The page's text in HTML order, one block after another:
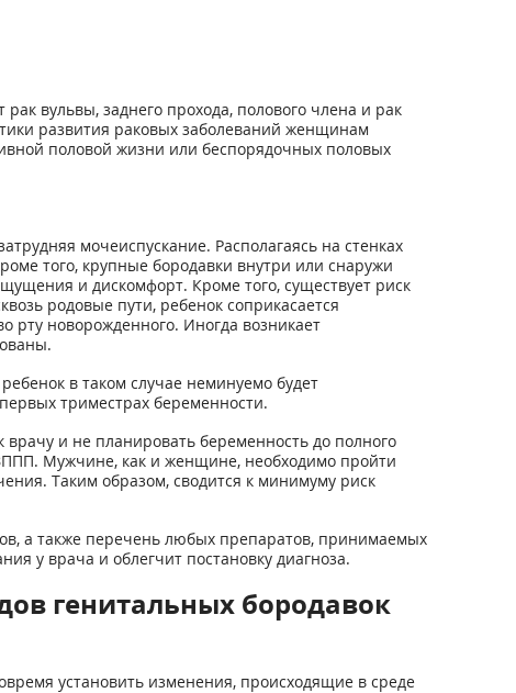
вульвы, заднего прохода, полового члена и рак
развития раковых заболеваний женщинам
половой жизни или беспорядочных половых
мочеиспускание. Располагаясь на стенках
того, крупные бородавки внутри или снаружи
и дискомфорт. Кроме того, существует риск
родовые пути, ребенок соприкасается
рту новорожденного. Иногда возникает
в таком случае неминуемо будет
триместрах беременности.
и не планировать беременность до полного
Мужчине, как и женщине, необходимо пройти
Таким образом, сводится к минимуму риск
а также перечень любых препаратов, принимаемых
у врача и облегчит постановку диагноза.
генитальных бородавок
установить изменения, происходящие в среде